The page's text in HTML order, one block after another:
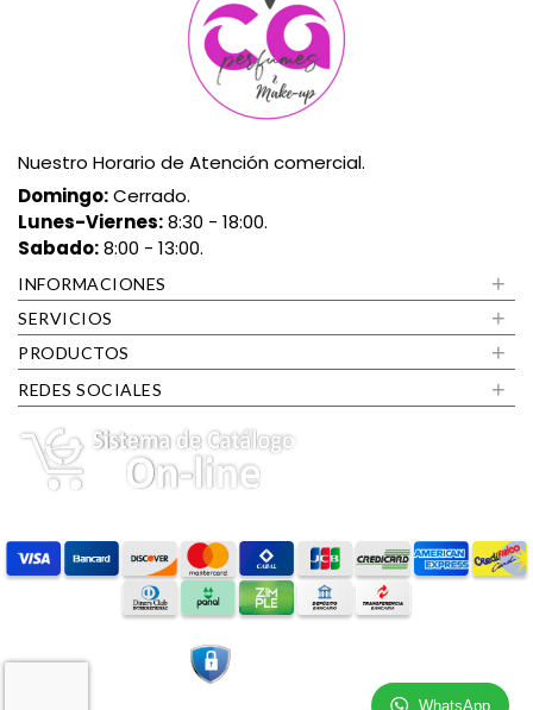
Nuestro Horario de Atención comercial.
Domingo:Cerrado.
Lunes-Viernes:8:30 - 18:00.
Sabado:8:00 - 13:00.
INFORMACIONES +
SERVICIOS +
PRODUCTOS +
REDES SOCIALES +
WhatsApp